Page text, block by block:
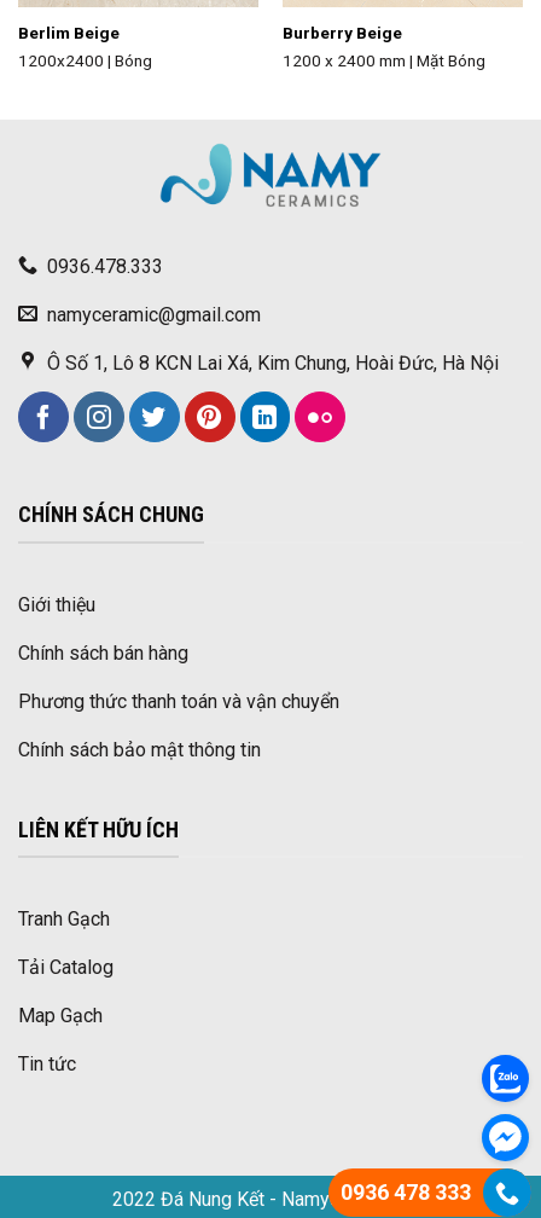
Berlim Beige
1200x2400 | Bóng
Burberry Beige
1200 x 2400 mm | Mặt Bóng
0936.478.333
namyceramic@gmail.com
Ô Số 1, Lô 8 KCN Lai Xá, Kim Chung, Hoài Đức, Hà Nội
CHÍNH SÁCH CHUNG
Giới thiệu
Chính sách bán hàng
Phương thức thanh toán và vận chuyển
Chính sách bảo mật thông tin
LIÊN KẾT HỮU ÍCH
Tranh Gạch
Tải Catalog
Map Gạch
Tin tức
2022 Đá Nung Kết - Namyceramics.vn
0936 478 333